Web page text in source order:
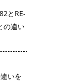
とRE-
の違い
いを